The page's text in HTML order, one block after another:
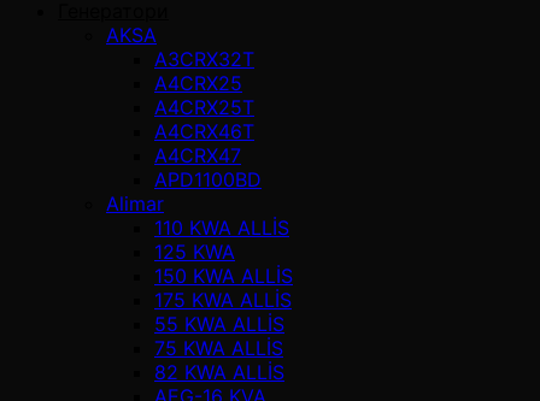
AKSA
A3CRX32T
A4CRX25
A4CRX25T
A4CRX46T
A4CRX47
APD1100BD
Alimar
110 KWA ALLİS
125 KWA
150 KWA ALLİS
175 KWA ALLİS
55 KWA ALLİS
75 KWA ALLİS
82 KWA ALLİS
AEG-16 KVA